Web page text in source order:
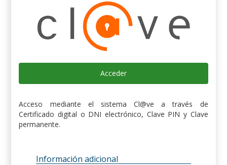
Acceder
Acceso mediante el sistema Cl@ve a través de
Certificado digital o DNI electrónico, Clave PIN y Clave
permanente.
Información adicional